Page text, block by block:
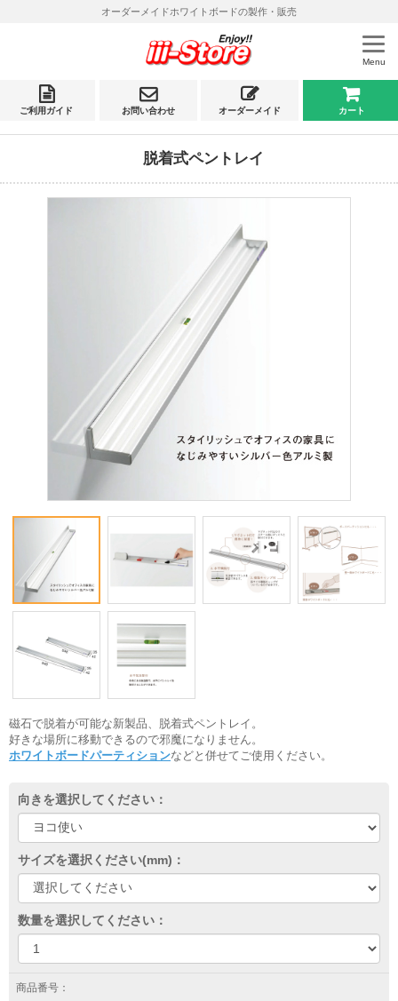
オーダーメイドホワイトボードの製作・販売
ご利用ガイド お問い合わせ オーダーメイド カート
Menu
脱着式ペントレイ
磁石で脱着が可能な新製品、脱着式ペントレイ。
好きな場所に移動できるので邪魔になりません。
ホワイトボードパーティションなどと併せてご使用ください。
向きを選択してください：
サイズを選択ください(mm)：
数量を選択してください：
商品番号：